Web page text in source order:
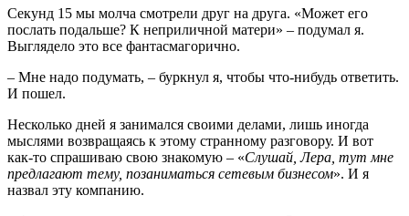
Секунд 15 мы молча смотрели друг на друга. «Может его
послать подальше? К неприличной матери» – подумал я.
Выглядело это все фантасмагорично.
– Мне надо подумать, – буркнул я, чтобы что-нибудь ответить.
И пошел.
Несколько дней я занимался своими делами, лишь иногда
мыслями возвращаясь к этому странному разговору. И вот
как-то спрашиваю свою знакомую – «Слушай, Лера, тут мне
предлагают тему, позаниматься сетевым бизнесом». И я
назвал эту компанию.